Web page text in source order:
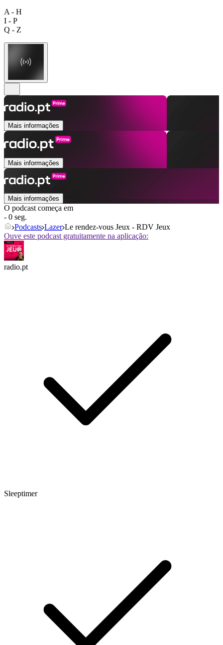
A - H
I - P
Q - Z
Mais informações
Mais informações
Mais informações
O podcast começa em
- 0 seg.
Podcasts Lazer Le rendez-vous Jeux - RDV Jeux
Ouve este podcast gratuitamente na aplicação:
radio.pt
Sleeptimer